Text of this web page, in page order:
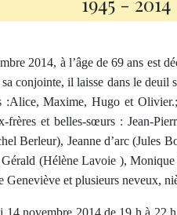
2014, à l’âge de 69 ans est
conjointe, il laisse dans le deuil
:Alice, Maxime, Hugo et
frères et belles-sœurs : Jean-
Berleur), Jeanne d’arc (Jules
(Hélène Lavoie ),
et plusieurs neveux,
novembre 2014 de 19 h à 22